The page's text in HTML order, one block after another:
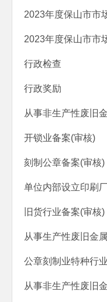
行政检查
行政奖励
开锁业备案(审核)
刻制公章备案(审核)
旧货行业备案(审核)